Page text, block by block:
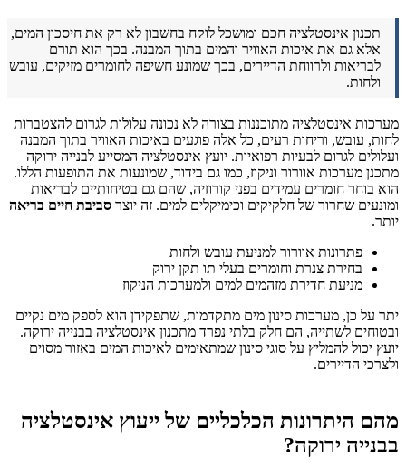
תכנון אינסטלציה חכם ומושכל לוקח בחשבון לא רק את חיסכון המים,
אלא גם את איכות האוויר והמים בתוך המבנה. בכך הוא תורם
לבריאות ולרווחת הדיירים, בכך שמונע חשיפה לחומרים מזיקים, עובש
ולחות.
מערכות אינסטלציה מתוכננות בצורה לא נכונה עלולות לגרום להצטברות
לחות, עובש, וריחות רעים, כל אלה פוגעים באיכות האוויר בתוך המבנה
ועלולים לגרום לבעיות רפואיות. יועץ אינסטלציה המסייע לבנייה ירוקה
מתכנן מערכות אוורור וניקוז, כמו גם בידוד, שמונעות את התופעות הללו.
הוא בוחר חומרים עמידים בפני קורוזיה, שהם גם בטיחותיים לבריאות
ומונעים שחרור של חלקיקים וכימיקלים למים. זה יוצר סביבת חיים בריאה
יותר.
פתרונות אוורור למניעת עובש ולחות
בחירת צנרת וחומרים בעלי תו תקן ירוק
מניעת חדירת מזהמים למים ולמערכות הניקוז
יתר על כן, מערכות סינון מים מתקדמות, שתפקידן הוא לספק מים נקיים
ובטוחים לשתייה, הם חלק בלתי נפרד מתכנון אינסטלציה בבנייה ירוקה.
יועץ יכול להמליץ על סוגי סינון שמתאימים לאיכות המים באזור מסוים
ולצרכי הדיירים.
מהם היתרונות הכלכליים של ייעוץ אינסטלציה
בבנייה ירוקה?